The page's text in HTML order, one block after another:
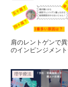
肩のレントゲンで
のインピンジメン
理学療法